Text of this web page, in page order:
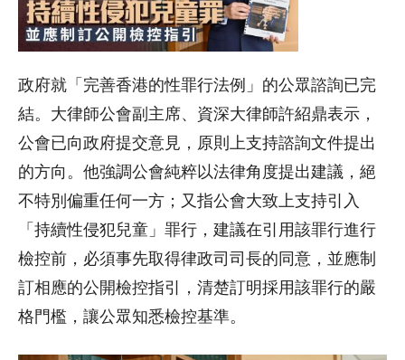
政府就「完善香港的性罪行法例」的公眾諮詢已完
結。大律師公會副主席、資深大律師許紹鼎表示，
公會已向政府提交意見，原則上支持諮詢文件提出
的方向。他強調公會純粹以法律角度提出建議，絕
不特別偏重任何一方；又指公會大致上支持引入
「持續性侵犯兒童」罪行，建議在引用該罪行進行
檢控前，必須事先取得律政司司長的同意，並應制
訂相應的公開檢控指引，清楚訂明採用該罪行的嚴
格門檻，讓公眾知悉檢控基準。